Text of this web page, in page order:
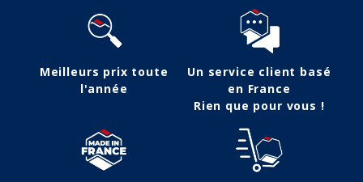
Meilleurs prix toute
l'année
Un service client basé
en France
Rien que pour vous !